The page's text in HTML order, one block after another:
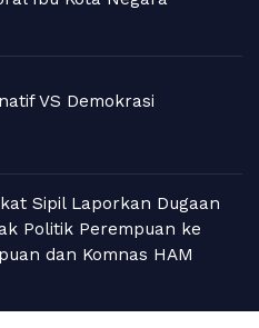
VS Demokrasi
Sipil Laporkan Dugaan
Politik Perempuan ke
dan Komnas HAM